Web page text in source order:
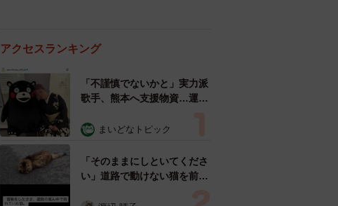
アクセスランキング
「不謹慎でないかと」実力派
歌手、熊本へ支援物資…運搬
めらい 「痛いほど伝わる」
まいどなトピック
「そのままにしといてくださ
い」道路で動けない猫を前に